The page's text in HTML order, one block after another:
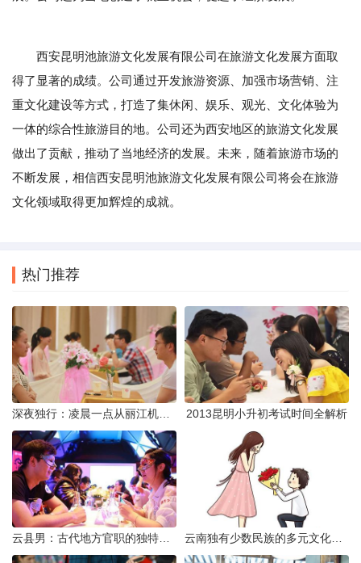
西安昆明池旅游文化发展有限公司在旅游文化发展方面取
得了显著的成绩。公司通过开发旅游资源、加强市场营销、注
重文化建设等方式，打造了集休闲、娱乐、观光、文化体验为
一体的综合性旅游目的地。公司还为西安地区的旅游文化发展
做出了贡献，推动了当地经济的发展。未来，随着旅游市场的
不断发展，相信西安昆明池旅游文化发展有限公司将会在旅游
文化领域取得更加辉煌的成就。
热门推荐
2013昆明小升初考试时间全解析